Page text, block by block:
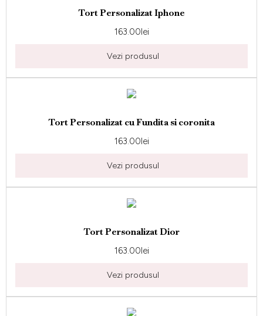
Tort Personalizat Iphone
163.00lei
Vezi produsul
Tort Personalizat cu Fundita si coronita
163.00lei
Vezi produsul
Tort Personalizat Dior
163.00lei
Vezi produsul